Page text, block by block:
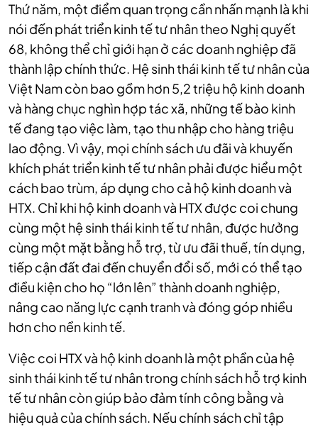
Thứ năm, một điểm quan trọng cần nhấn mạnh là khi
nói đến phát triển kinh tế tư nhân theo Nghị quyết
68, không thể chỉ giới hạn ở các doanh nghiệp đã
thành lập chính thức. Hệ sinh thái kinh tế tư nhân của
Việt Nam còn bao gồm hơn 5,2 triệu hộ kinh doanh
và hàng chục nghìn hợp tác xã, những tế bào kinh
tế đang tạo việc làm, tạo thu nhập cho hàng triệu
lao động. Vì vậy, mọi chính sách ưu đãi và khuyến
khích phát triển kinh tế tư nhân phải được hiểu một
cách bao trùm, áp dụng cho cả hộ kinh doanh và
HTX. Chỉ khi hộ kinh doanh và HTXđược coi chung
cùng một hệ sinh thái kinh tế tư nhân, được hưởng
cùng một mặt bằng hỗ trợ, từ ưu đãi thuế, tín dụng,
tiếp cận đất đai đến chuyển đổi số, mới có thể tạo
điều kiện cho họ “lớn lên” thành doanh nghiệp,
nâng cao năng lực cạnh tranh và đóng góp nhiều
hơn cho nền kinh tế.
Việc coi HTX và hộ kinh doanh là một phần của hệ
sinh thái kinh tế tư nhân trong chính sách hỗ trợ kinh
tế tư nhân còn giúp bảo đảm tính công bằng và
hiệu quả của chính sách. Nếu chính sách chỉ tập